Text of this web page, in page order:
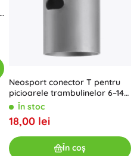
Neosport conector T pentru
picioarele trambulinelor 6–14
ft (1 buc.)
În stoc
18,00 lei
În coș